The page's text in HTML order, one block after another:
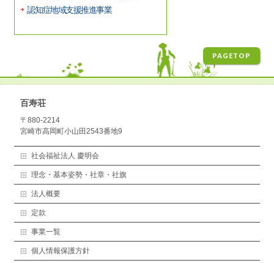
認知症地域支援推進事業
PAGETOP
百寿荘
〒880-2214
宮崎市高岡町小山田2543番地9
社会福祉法人 慶明会
理念・基本姿勢・社章・社旗
法人概要
定款
事業一覧
個人情報保護方針